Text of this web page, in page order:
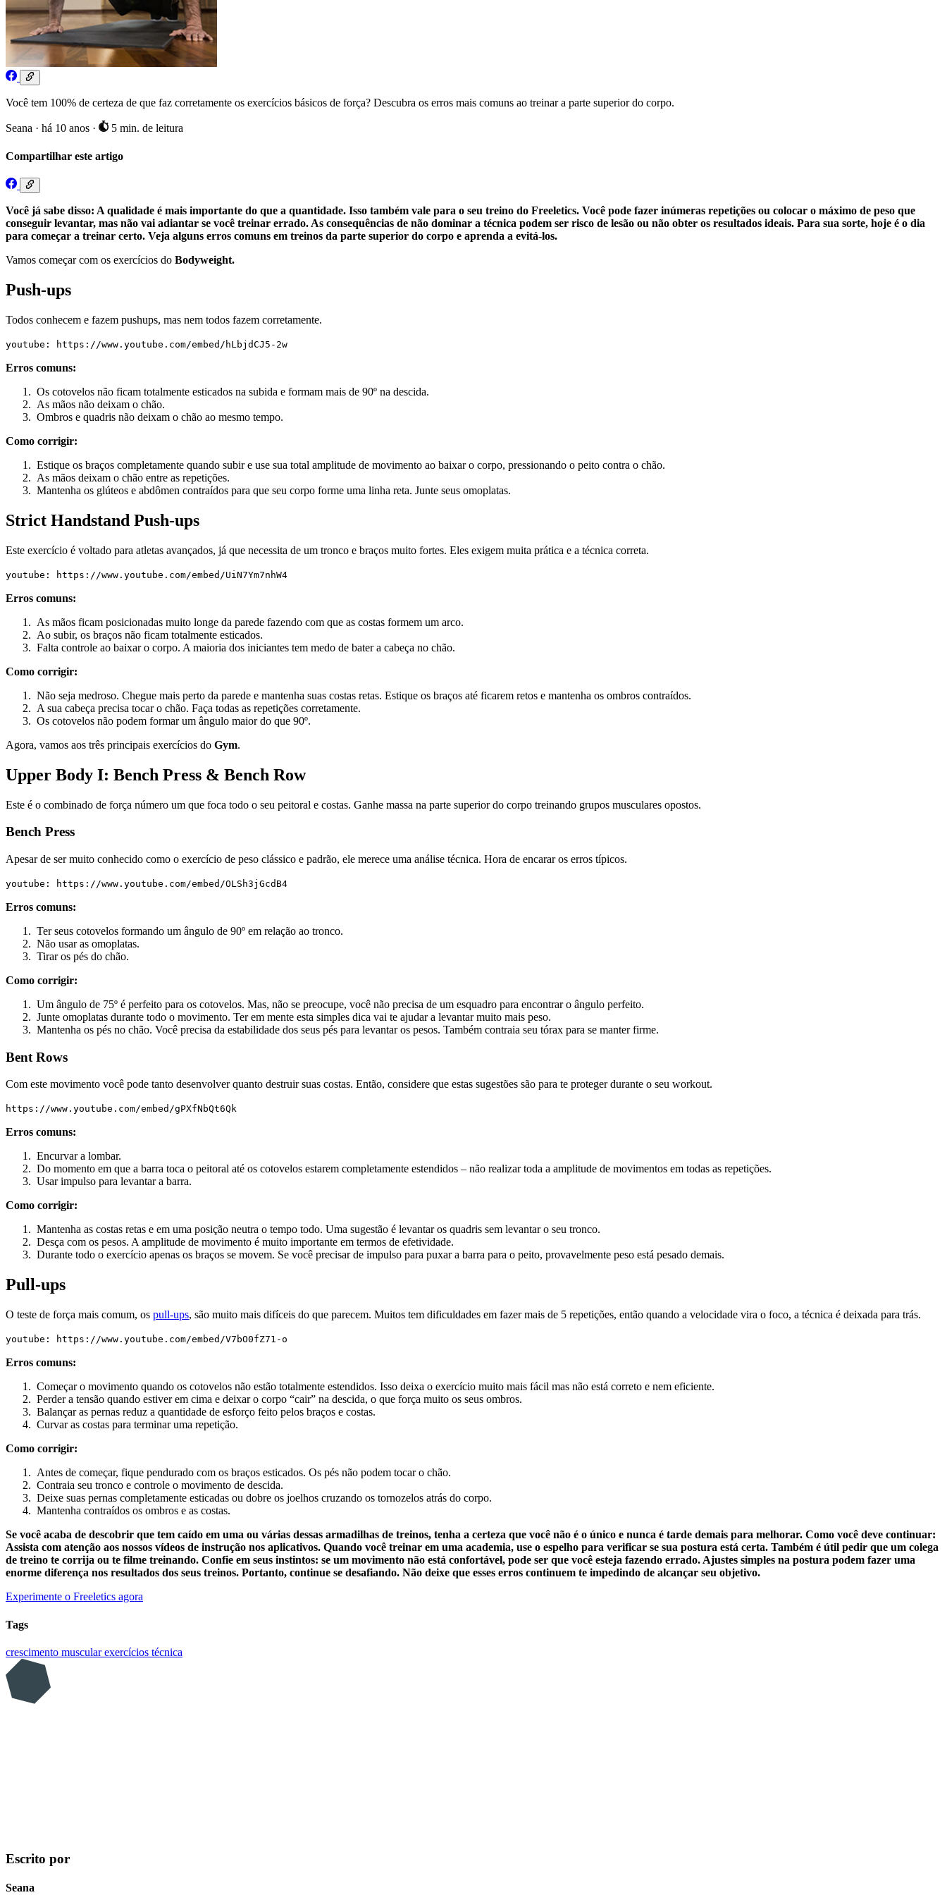
Você tem 100% de certeza de que faz corretamente os exercícios básicos de força? Descubra os erros mais comuns ao treinar a parte superior do corpo.
Seana · há 10 anos · 5 min. de leitura
Compartilhar este artigo
Você já sabe disso: A qualidade é mais importante do que a quantidade. Isso também vale para o seu treino do Freeletics. Você pode fazer inúmeras repetições ou colocar o máximo de peso que
conseguir levantar, mas não vai adiantar se você treinar errado. As consequências de não dominar a técnica podem ser risco de lesão ou não obter os resultados ideais. Para sua sorte, hoje é o dia
para começar a treinar certo. Veja alguns erros comuns em treinos da parte superior do corpo e aprenda a evitá-los.
Vamos começar com os exercícios do Bodyweight.
Push-ups
Todos conhecem e fazem pushups, mas nem todos fazem corretamente.
youtube: https://www.youtube.com/embed/hLbjdCJ5-2w
Erros comuns:
Os cotovelos não ficam totalmente esticados na subida e formam mais de 90º na descida.
As mãos não deixam o chão.
Ombros e quadris não deixam o chão ao mesmo tempo.
Como corrigir:
Estique os braços completamente quando subir e use sua total amplitude de movimento ao baixar o corpo, pressionando o peito contra o chão.
As mãos deixam o chão entre as repetições.
Mantenha os glúteos e abdômen contraídos para que seu corpo forme uma linha reta. Junte seus omoplatas.
Strict Handstand Push-ups
Este exercício é voltado para atletas avançados, já que necessita de um tronco e braços muito fortes. Eles exigem muita prática e a técnica correta.
youtube: https://www.youtube.com/embed/UiN7Ym7nhW4
Erros comuns:
As mãos ficam posicionadas muito longe da parede fazendo com que as costas formem um arco.
Ao subir, os braços não ficam totalmente esticados.
Falta controle ao baixar o corpo. A maioria dos iniciantes tem medo de bater a cabeça no chão.
Como corrigir:
Não seja medroso. Chegue mais perto da parede e mantenha suas costas retas. Estique os braços até ficarem retos e mantenha os ombros contraídos.
A sua cabeça precisa tocar o chão. Faça todas as repetições corretamente.
Os cotovelos não podem formar um ângulo maior do que 90º.
Agora, vamos aos três principais exercícios do Gym.
Upper Body I: Bench Press & Bench Row
Este é o combinado de força número um que foca todo o seu peitoral e costas. Ganhe massa na parte superior do corpo treinando grupos musculares opostos.
Bench Press
Apesar de ser muito conhecido como o exercício de peso clássico e padrão, ele merece uma análise técnica. Hora de encarar os erros típicos.
youtube: https://www.youtube.com/embed/OLSh3jGcdB4
Erros comuns:
Ter seus cotovelos formando um ângulo de 90º em relação ao tronco.
Não usar as omoplatas.
Tirar os pés do chão.
Como corrigir:
Um ângulo de 75º é perfeito para os cotovelos. Mas, não se preocupe, você não precisa de um esquadro para encontrar o ângulo perfeito.
Junte omoplatas durante todo o movimento. Ter em mente esta simples dica vai te ajudar a levantar muito mais peso.
Mantenha os pés no chão. Você precisa da estabilidade dos seus pés para levantar os pesos. Também contraia seu tórax para se manter firme.
Bent Rows
Com este movimento você pode tanto desenvolver quanto destruir suas costas. Então, considere que estas sugestões são para te proteger durante o seu workout.
https://www.youtube.com/embed/gPXfNbQt6Qk
Erros comuns:
Encurvar a lombar.
Do momento em que a barra toca o peitoral até os cotovelos estarem completamente estendidos – não realizar toda a amplitude de movimentos em todas as repetições.
Usar impulso para levantar a barra.
Como corrigir:
Mantenha as costas retas e em uma posição neutra o tempo todo. Uma sugestão é levantar os quadris sem levantar o seu tronco.
Desça com os pesos. A amplitude de movimento é muito importante em termos de efetividade.
Durante todo o exercício apenas os braços se movem. Se você precisar de impulso para puxar a barra para o peito, provavelmente peso está pesado demais.
Pull-ups
O teste de força mais comum, os pull-ups, são muito mais difíceis do que parecem. Muitos tem dificuldades em fazer mais de 5 repetições, então quando a velocidade vira o foco, a técnica é deixada para trás.
youtube: https://www.youtube.com/embed/V7bO0fZ71-o
Erros comuns:
Começar o movimento quando os cotovelos não estão totalmente estendidos. Isso deixa o exercício muito mais fácil mas não está correto e nem eficiente.
Perder a tensão quando estiver em cima e deixar o corpo “cair” na descida, o que força muito os seus ombros.
Balançar as pernas reduz a quantidade de esforço feito pelos braços e costas.
Curvar as costas para terminar uma repetição.
Como corrigir:
Antes de começar, fique pendurado com os braços esticados. Os pés não podem tocar o chão.
Contraia seu tronco e controle o movimento de descida.
Deixe suas pernas completamente esticadas ou dobre os joelhos cruzando os tornozelos atrás do corpo.
Mantenha contraídos os ombros e as costas.
Se você acaba de descobrir que tem caído em uma ou várias dessas armadilhas de treinos, tenha a certeza que você não é o único e nunca é tarde demais para melhorar. Como você deve continuar:
Assista com atenção aos nossos vídeos de instrução nos aplicativos. Quando você treinar em uma academia, use o espelho para verificar se sua postura está certa. Também é útil pedir que um colega
de treino te corrija ou te filme treinando. Confie em seus instintos: se um movimento não está confortável, pode ser que você esteja fazendo errado. Ajustes simples na postura podem fazer uma
enorme diferença nos resultados dos seus treinos. Portanto, continue se desafiando. Não deixe que esses erros continuem te impedindo de alcançar seu objetivo.
Experimente o Freeletics agora
Tags
crescimento muscularexercícios técnica
Escrito por
Seana